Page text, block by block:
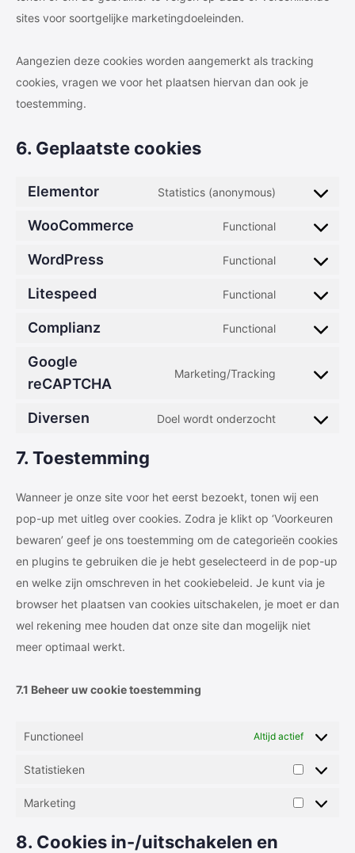
sites voor soortgelijke marketingdoeleinden.
Aangezien deze cookies worden aangemerkt als tracking
cookies, vragen we voor het plaatsen hiervan dan ook je
toestemming.
6. Geplaatste cookies
Elementor Statistics (anonymous)
Consent
elementor
WooCommerce Functional
Consent
WordPress Functional
Consent
wordpress
Litespeed Functional
Consent
Complianz Functional
Consent
service
Google
reCAPTCHA
Marketing/Tracking
Consent
service
Diversen Doel wordt onderzocht
Consent
diversen
7. Toestemming
Wanneer je onze site voor het eerst bezoekt, tonen wij een
pop-up met uitleg over cookies. Zodra je klikt op ‘Voorkeuren
bewaren’ geef je ons toestemming om de categorieën cookies
en plugins te gebruiken die je hebt geselecteerd in de pop-up
en welke zijn omschreven in het cookiebeleid. Je kunt via je
browser het plaatsen van cookies uitschakelen, je moet er dan
wel rekening mee houden dat onze site dan mogelijk niet
meer optimaal werkt.
7.1 Beheer uw cookie toestemming
Functioneel Altijd actief
Statistieken
Marketing
8. Cookies in-/uitschakelen en